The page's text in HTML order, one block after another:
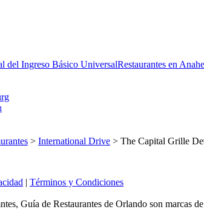
del Ingreso Básico UniversalRestaurantes en
> International Drive > The Capital Grille
| Términos y Condiciones
Guía de Restaurantes de Orlando son marcas